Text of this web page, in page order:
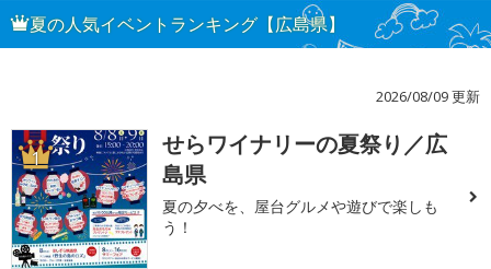
夏の人気イベントランキング【広島県】
2026/08/09 更新
1
せらワイナリーの夏祭り／広
島県
夏の夕べを、屋台グルメや遊びで楽しも
う！